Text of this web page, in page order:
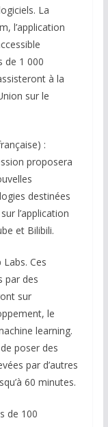
La
l’application
de 1 000
à la
sur le
:
proposera
destinées
l’application
et Bilibili.
Ces
par des
sur
le
learning.
poser des
par d’autres
60 minutes.
de 100